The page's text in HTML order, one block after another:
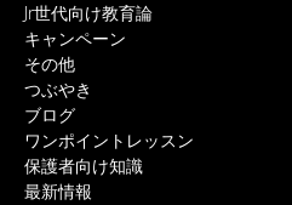
Jr世代向け教育論
キャンペーン
その他
つぶやき
ブログ
ワンポイントレッスン
保護者向け知識
最新情報